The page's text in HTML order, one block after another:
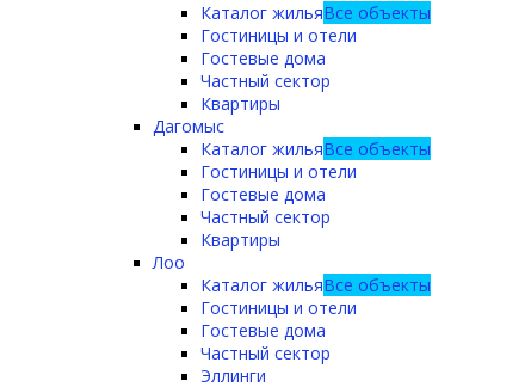
Каталог жильяВсе объекты
Гостиницы и отели
Гостевые дома
Частный сектор
Квартиры
Дагомыс
Каталог жильяВсе объекты
Гостиницы и отели
Гостевые дома
Частный сектор
Квартиры
Лоо
Каталог жильяВсе объекты
Гостиницы и отели
Гостевые дома
Частный сектор
Эллинги